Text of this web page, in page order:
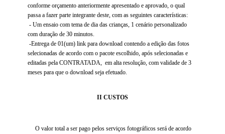
conforme orçamento anteriormente apresentado e aprovado, o qual
passa a fazer parte integrante deste, com as seguintes características:
- Um ensaio com tema de dia das crianças, 1 cenário personalizado
com duração de 30 minutos.
-Entrega de 01(um) link para download contendo a edição das fotos
selecionadas de acordo com o pacote escolhido, após selecionadas e
editadas pela CONTRATADA, em alta resolução, com validade de 3
meses para que o download seja efetuado.
II CUSTOS
O valor total a ser pago pelos serviços fotográficos será de acordo